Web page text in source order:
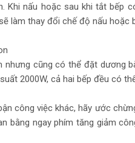
Khi nấu hoặc sau khi tắt bếp
làm thay đổi chế độ nấu hoặc
nhưng cũng có thể đặt dương
2000W, cả hai bếp đều có
công việc khác, hãy ước
bằng ngay phím tăng giảm